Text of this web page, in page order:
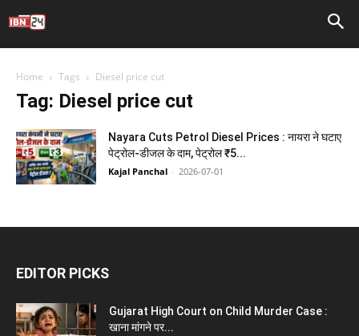
Home Tags Diesel price cut
Tag: Diesel price cut
Nayara Cuts Petrol Diesel Prices : नायरा ने घटाए
पेट्रोल-डीजल के दाम, पेट्रोल ₹5...
Kajal Panchal - 2026-07-01
EDITOR PICKS
Gujarat High Court on Child Murder Case :
खाना मांगने पर...